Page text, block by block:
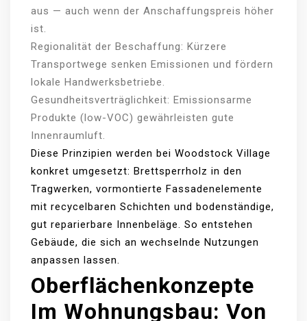
aus — auch wenn der Anschaffungspreis höher
ist.
Regionalität der Beschaffung: Kürzere
Transportwege senken Emissionen und fördern
lokale Handwerksbetriebe.
Gesundheitsverträglichkeit: Emissionsarme
Produkte (low-VOC) gewährleisten gute
Innenraumluft.
Diese Prinzipien werden bei Woodstock Village
konkret umgesetzt: Brettsperrholz in den
Tragwerken, vormontierte Fassadenelemente
mit recycelbaren Schichten und bodenständige,
gut reparierbare Innenbeläge. So entstehen
Gebäude, die sich an wechselnde Nutzungen
anpassen lassen.
Oberflächenkonzepte
Im Wohnungsbau: Von